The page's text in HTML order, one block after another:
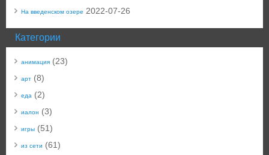
На введенском озере 2022-07-26
Категории
анимация (23)
арт (8)
еда (2)
иалон (3)
игры (51)
из сети (61)